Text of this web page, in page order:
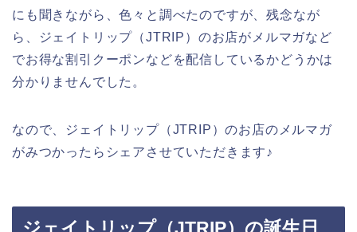
にも聞きながら、色々と調べたのですが、残念なが
ら、ジェイトリップ（JTRIP）のお店がメルマガなど
でお得な割引クーポンなどを配信しているかどうかは
分かりませんでした。
なので、ジェイトリップ（JTRIP）のお店のメルマガ
がみつかったらシェアさせていただきます♪